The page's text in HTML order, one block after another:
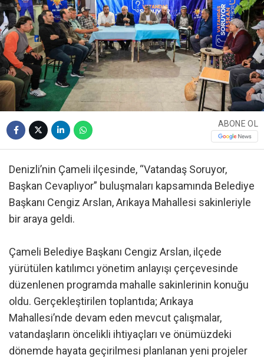
ABONE OL
Denizli’nin Çameli ilçesinde, “Vatandaş Soruyor,
Başkan Cevaplıyor” buluşmaları kapsamında Belediye
Başkanı Cengiz Arslan, Arıkaya Mahallesi sakinleriyle
bir araya geldi.
Çameli Belediye Başkanı Cengiz Arslan, ilçede
yürütülen katılımcı yönetim anlayışı çerçevesinde
düzenlenen programda mahalle sakinlerinin konuğu
oldu. Gerçekleştirilen toplantıda; Arıkaya
Mahallesi’nde devam eden mevcut çalışmalar,
vatandaşların öncelikli ihtiyaçları ve önümüzdeki
dönemde hayata geçirilmesi planlanan yeni projeler